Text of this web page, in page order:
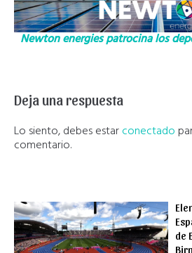
Newton energies patrocina los
Deja una respuesta
Lo siento, debes estarconectado
comentario.
de